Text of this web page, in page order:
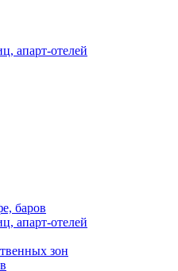
апарт-отелей
баров
апарт-отелей
зон